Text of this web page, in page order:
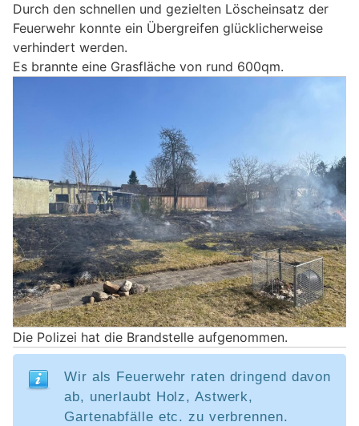
Durch den schnellen und gezielten Löscheinsatz der
Feuerwehr konnte ein Übergreifen glücklicherweise
verhindert werden.
Es brannte eine Grasfläche von rund 600qm.
Die Polizei hat die Brandstelle aufgenommen.
Wir als Feuerwehr raten dringend davon
ab, unerlaubt Holz, Astwerk,
Gartenabfälle etc. zu verbrennen.